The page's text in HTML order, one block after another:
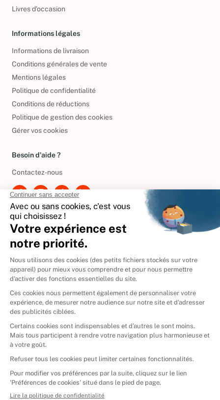
Livres d’occasion
Informations légales
Informations de livraison
Conditions générales de vente
Mentions légales
Politique de confidentialité
Conditions de réductions
Politique de gestion des cookies
Gérer vos cookies
Besoin d'aide ?
Contactez-nous
International
🇪🇸 Espagne
🇩🇪Allemagne
🇮🇹 Italie